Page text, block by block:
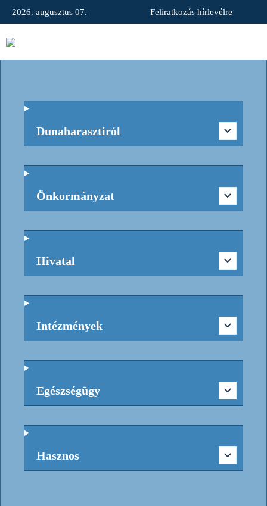
2026. augusztus 07. Feliratkozás hírlevélre
Dunaharasztiról
Önkormányzat
Hivatal
Intézmények
Egészségügy
Hasznos